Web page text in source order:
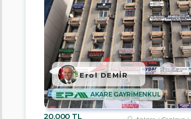
20,000 TL
AKARE GAYRİMENKUL
Erol DEMİR